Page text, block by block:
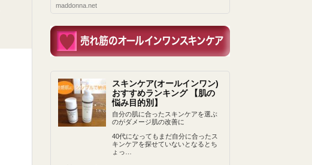
maddonna.net
スキンケア(オールインワン)
おすすめランキング 【肌の
悩み目的別】
自分の肌に合ったスキンケアを選ぶ
のがダメージ肌の改善に
40代になってもまだ自分に合ったス
キンケアを探せていないとなるとち
ょっ…